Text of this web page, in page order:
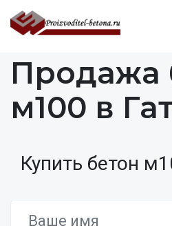
Продажа
м100 в
Купить бетон